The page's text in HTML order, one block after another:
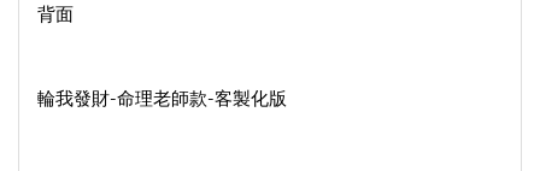
背面
輪我發財-命理老師款-客製化版